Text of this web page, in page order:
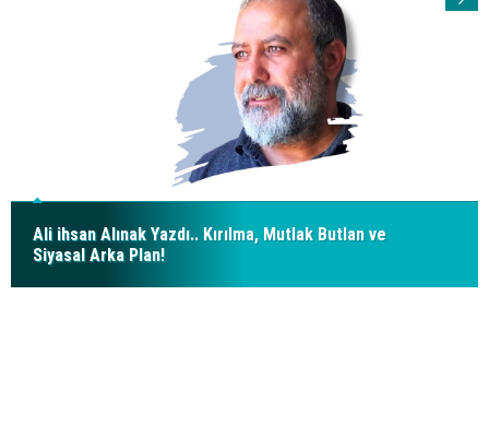
Ali ihsan Alınak Yazdı.. Kırılma, Mutlak Butlan ve
Siyasal Arka Plan!